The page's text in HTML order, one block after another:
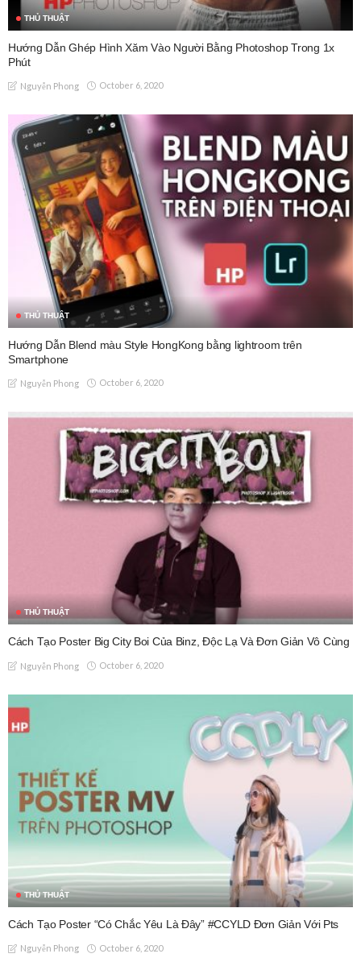
THỦ THUẬT
Hướng Dẫn Ghép Hình Xăm Vào Người Bằng Photoshop Trong 1x
Phút
Nguyễn Phong October 6, 2020
THỦ THUẬT
Hướng Dẫn Blend màu Style HongKong bằng lightroom trên
Smartphone
Nguyễn Phong October 6, 2020
THỦ THUẬT
Cách Tạo Poster Big City Boi Của Binz, Độc Lạ Và Đơn Giản Vô Cùng
Nguyễn Phong October 6, 2020
THỦ THUẬT
Cách Tạo Poster “Có Chắc Yêu Là Đây” #CCYLD Đơn Giản Với Pts
Nguyễn Phong October 6, 2020